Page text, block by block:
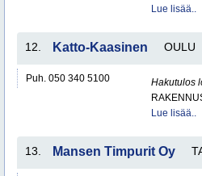
Lue lisää..
12. Katto-Kaasinen OULU
Puh. 050 340 5100
Hakutulos
Lue lisää..
13. Mansen Timpurit Oy